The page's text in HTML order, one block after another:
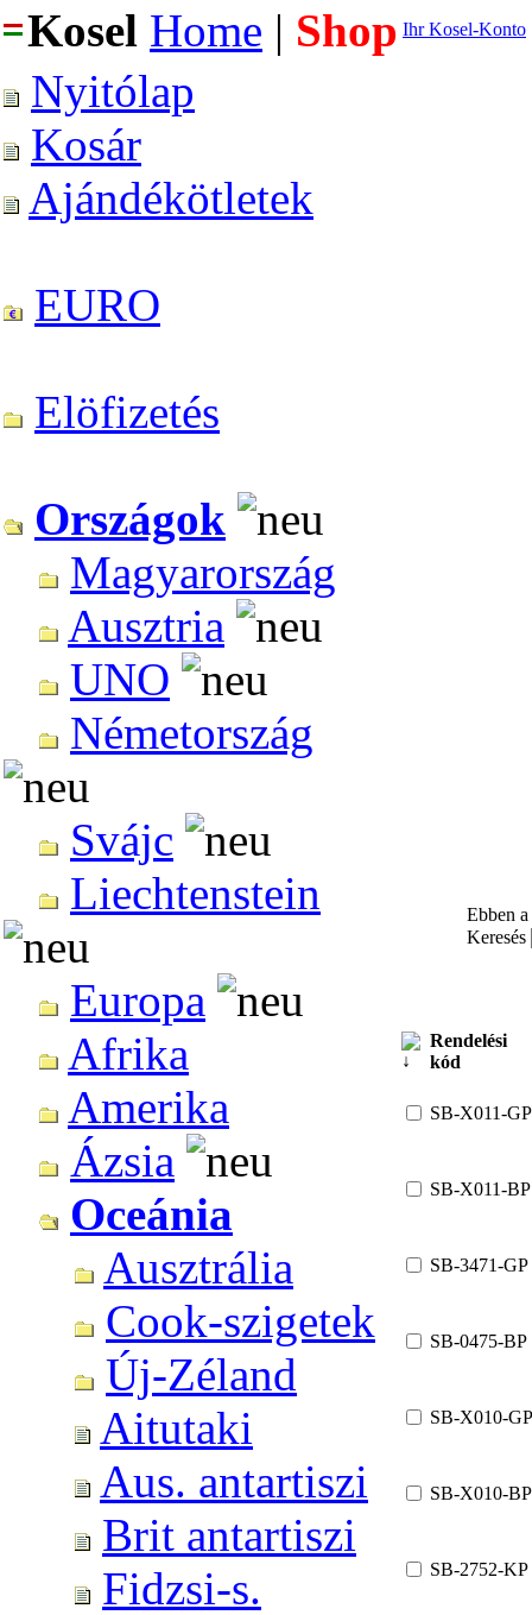
Kosel Home | Shop Ihr Kosel-Konto
Nyitólap
Kosár
Ajándékötletek
EURO
Elöfizetés
Országok
Magyarország
Ausztria
UNO
Németország
Svájc
Liechtenstein
Europa
Afrika
Amerika
Ázsia
Oceánia
Ausztrália
Cook-szigetek
Új-Zéland
Aitutaki
Aus. antartiszi
Brit antartiszi
Fidzsi-s.
Ebben
Keresés
Rendelési
kód
SB-X011-GP
SB-X011-BP
SB-3471-GP
SB-0475-BP
SB-X010-GP
SB-X010-BP
SB-2752-KP